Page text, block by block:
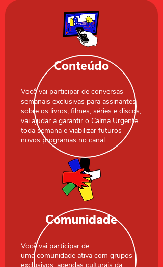
Conteúdo
Você vai participar de conversas
semanais exclusivas para assinantes
sobre os livros, filmes, séries e discos,
vai ajudar a garantir o Calma Urgente
toda semana e viabilizar futuros
novos programas no canal.
Comunidade
Você vai participar de
uma comunidade ativa com grupos
Comunidade